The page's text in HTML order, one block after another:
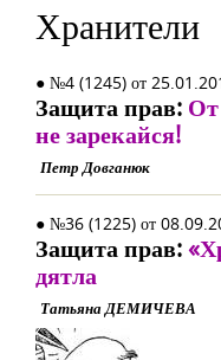
Хранители
● №4 (1245) от
Защита прав:
не зарекайся!
Петр Довганюк
● №36 (1225) от
Защита прав:
дятла
Татьяна ДЕМИЧЕВА